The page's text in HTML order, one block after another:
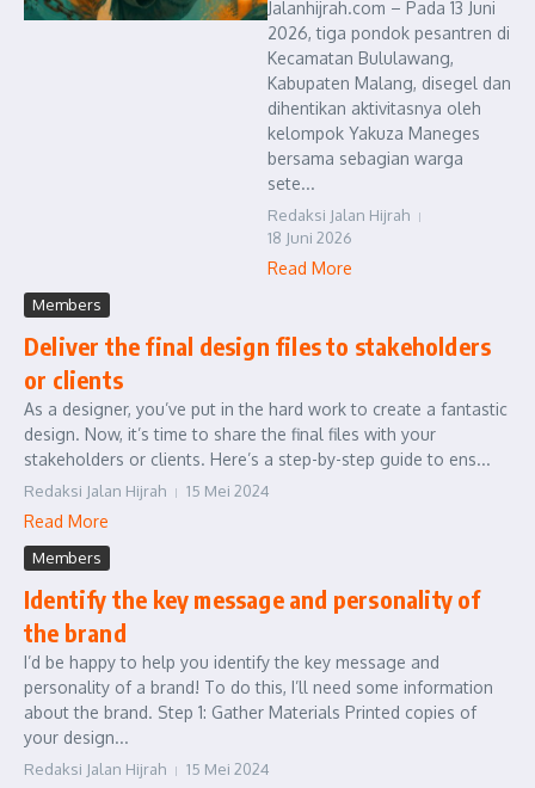
Jalanhijrah.com – Pada 13 Juni
2026, tiga pondok pesantren di
Kecamatan Bululawang,
Kabupaten Malang, disegel dan
dihentikan aktivitasnya oleh
kelompok Yakuza Maneges
bersama sebagian warga
sete...
Redaksi Jalan Hijrah
18 Juni 2026
Read More
Members
Deliver the final design files to stakeholders
or clients
As a designer, you’ve put in the hard work to create a fantastic
design. Now, it’s time to share the final files with your
stakeholders or clients. Here’s a step-by-step guide to ens...
Redaksi Jalan Hijrah 15 Mei 2024
Read More
Members
Identify the key message and personality of
the brand
I’d be happy to help you identify the key message and
personality of a brand! To do this, I’ll need some information
about the brand. Step 1: Gather Materials Printed copies of
your design...
Redaksi Jalan Hijrah 15 Mei 2024